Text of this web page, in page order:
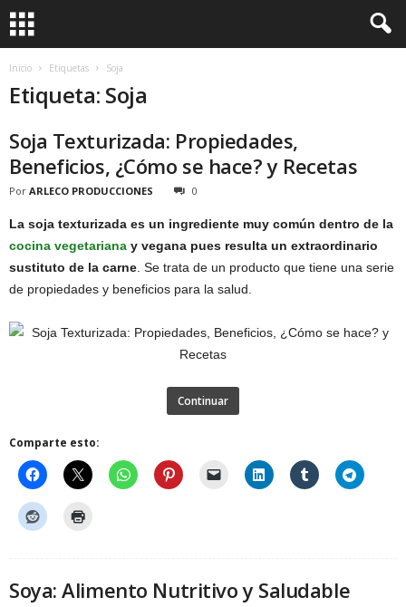
Inicio Etiquetas Soja
Etiqueta: Soja
Soja Texturizada: Propiedades,
Beneficios, ¿Cómo se hace? y Recetas
Por ARLECO PRODUCCIONES 0
La soja texturizada es un ingrediente muy común dentro de la
cocina vegetariana y vegana pues resulta un extraordinario
sustituto de la carne . Se trata de un producto que tiene una serie
de propiedades y beneficios para la salud.
Continuar
Comparte esto:
Soya: Alimento Nutritivo y Saludable